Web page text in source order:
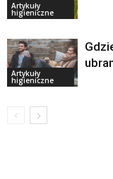
Artykuły
higieniczne
Artykuły
higieniczne